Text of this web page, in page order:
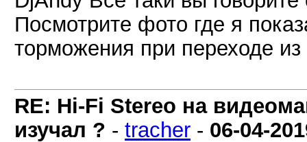
Посмотрите фото где я
торможения при переходе
RE: Hi-Fi Stereo на
изучал ? - tracher - 06-04-